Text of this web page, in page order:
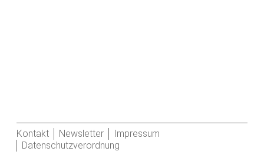
Kontakt Newsletter
Impressum
Datenschutzverordnung